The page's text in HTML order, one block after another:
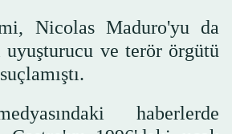
Nicolas Maduro'yu da
ve terör örgütü
haberlerde